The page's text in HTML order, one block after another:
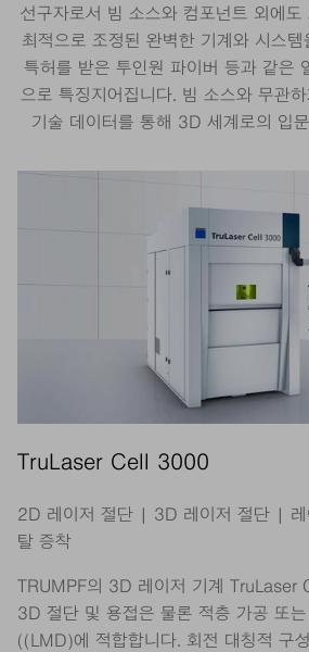
선구자로서 빔 소스와 컴포넌트 외에
최적으로 조정된 완벽한 기계와 시스
특허를 받은 투인원 파이버 등과 같은
으로 특징지어집니다. 빔 소스와 무관
기술 데이터를 통해 3D 세계로의 입
TruLaser Cell 3000
2D 레이저 절단 | 3D 레이저 절단 | 레
탈 증착
TRUMPF의 3D 레이저 기계
3D 절단 및 용접은 물론 적층 가공 또
((LMD)에 적합합니다. 회전 대칭적 구